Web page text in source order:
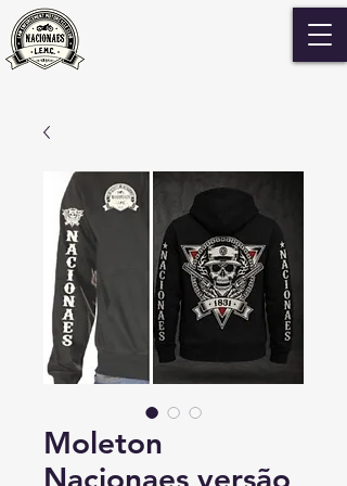
Moleton
Nacionaes versão